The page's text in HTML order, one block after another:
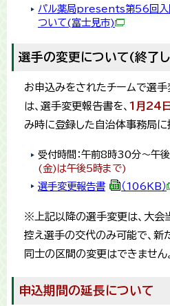
パル薬局presents第56回入
ついて(富士見市)
選手の変更について(終了
お申込みをされたチームで選
は、選手変更報告書を、 1月24
み時に登録した自治体事務局に
受付時間：午前8時30分～午
(金)は午後5時まで)
選手変更報告書
（106KB）
※上記以降の選手変更は、大会
控え選手の交代のみ可能で、
同士の区間の変更はできません
申込期間の延長について